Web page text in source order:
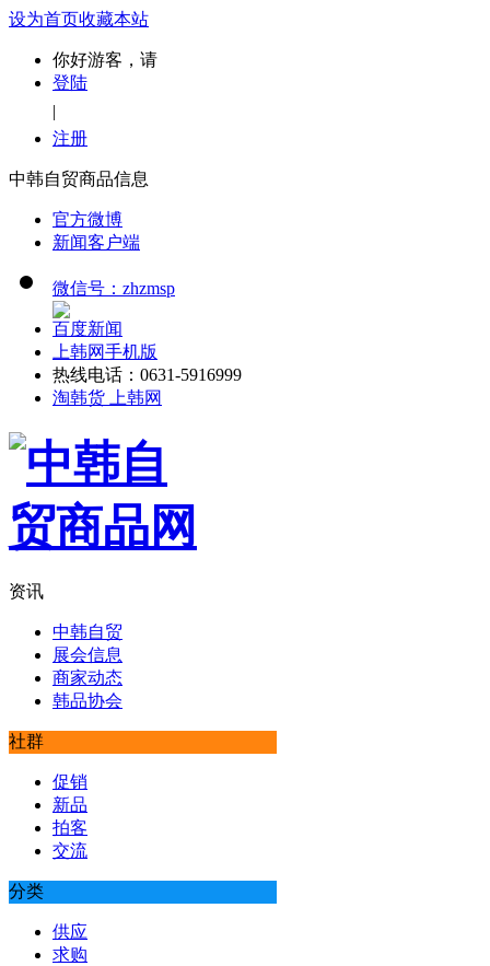
设为首页收藏本站
你好游客，请
登陆
|
注册
中韩自贸商品信息
官方微博
新闻客户端
微信号：zhzmsp
百度新闻
上韩网手机版
热线电话：0631-5916999
淘韩货 上韩网
资讯
中韩自贸
展会信息
商家动态
韩品协会
社群
促销
新品
拍客
交流
分类
供应
求购